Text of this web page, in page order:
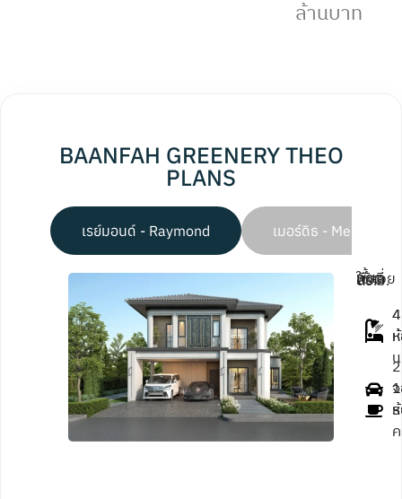
ล้านบาท
BAANFAH GREENERY THEO
PLANS
เรย์มอนด์ - Raymond เมอร์ดิธ - Merdith
พื้นที่ใช้สอย 200 ตร.ม.
4
1
4